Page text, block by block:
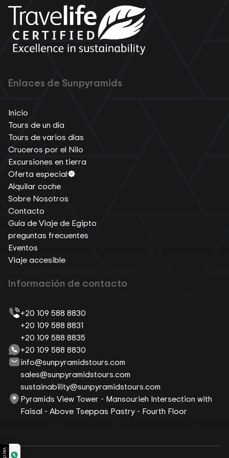
Enlaces de Sunpyramids
Inicio
Tours de un día
Tours de varios días
Cruceros por el Nilo
Excursiones en tierra
Oferta especial
Alquilar coche
Sobre Nosotros
Contacto
Guía de Viaje de Egipto
preguntas frecuentes
Eventos
Viaje accesible
Información de contacto
+20 109 588 8830
+20 109 588 8831
+20 109 588 8835
+20 109 588 8830
info@sunpyramidstours.com
sales@sunpyramidstours.com
sustainability@sunpyramidstours.com
Pyramids View Tower - Mansourieh Intersection with
Faisal - Above Tseppas Pastry - Fourth Floor